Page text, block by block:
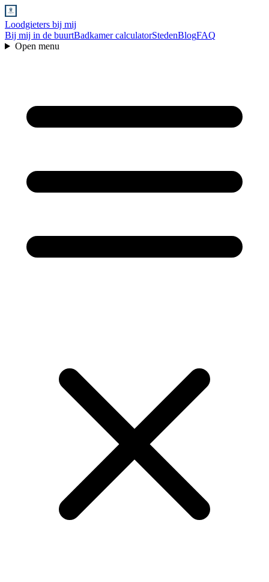
Loodgieters bij mij
Bij mij in de buurtBadkamer calculatorStedenBlogFAQ
Open menu